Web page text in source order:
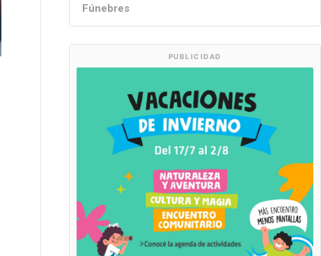
Fúnebres
PUBLICIDAD